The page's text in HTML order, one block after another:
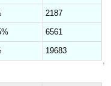
2187
6561
19683
↑